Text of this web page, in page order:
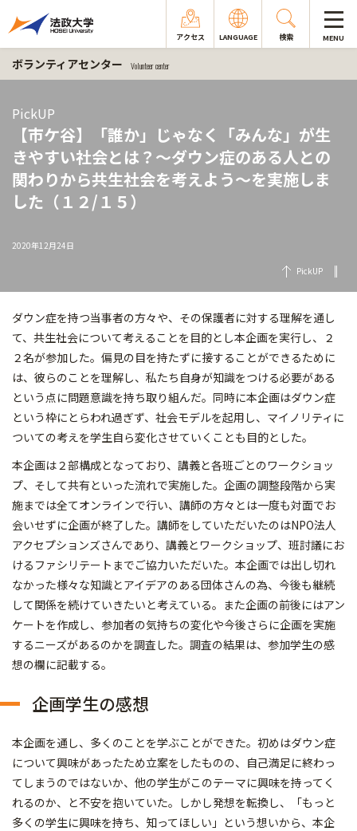
アクセス LANGUAGE 検索 MENU
ボランティアセンター Volunteer center
PickUP
【市ケ谷】「誰か」じゃなく「みんな」が生
きやすい社会とは？～ダウン症のある人との
関わりから共生社会を考えよう～を実施しま
した（１２/１５）
2020年12月24日
PickUP
ダウン症を持つ当事者の方々や、その保護者に対する理解を通し
て、共生社会について考えることを目的とし本企画を実行し、２
２名が参加した。偏見の目を持たずに接することができるために
は、彼らのことを理解し、私たち自身が知識をつける必要がある
という点に問題意識を持ち取り組んだ。同時に本企画はダウン症
という枠にとらわれ過ぎず、社会モデルを起用し、マイノリティに
ついての考えを学生自ら変化させていくことも目的とした。
本企画は２部構成となっており、講義と各班ごとのワークショッ
プ、そして共有といった流れで実施した。企画の調整段階から実
施までは全てオンラインで行い、講師の方々とは一度も対面でお
会いせずに企画が終了した。講師をしていただいたのはNPO法人
アクセプションズさんであり、講義とワークショップ、班討議にお
けるファシリテートまでご協力いただいた。本企画では出し切れ
なかった様々な知識とアイデアのある団体さんの為、今後も継続
して関係を続けていきたいと考えている。また企画の前後にはアン
ケートを作成し、参加者の気持ちの変化や今後さらに企画を実施
するニーズがあるのかを調査した。調査の結果は、参加学生の感
想の欄に記載する。
企画学生の感想
本企画を通し、多くのことを学ぶことができた。初めはダウン症
について興味があったため立案をしたものの、自己満足に終わっ
てしまうのではないか、他の学生がこのテーマに興味を持ってく
れるのか、と不安を抱いていた。しかし発想を転換し、「もっと
多くの学生に興味を持ち、知ってほしい」という想いから、本企